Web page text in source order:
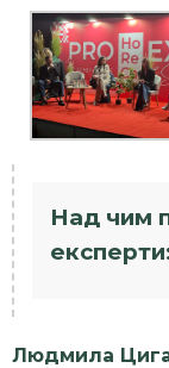
Над чим
Людмила